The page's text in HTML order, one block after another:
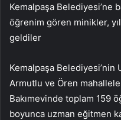
Kemalpaşa Belediyesi’ne
öğrenim gören minikler,
geldiler
Kemalpaşa Belediyesi’nin
Armutlu ve Ören
Bakımevinde toplam 159
boyunca uzman eğitmen